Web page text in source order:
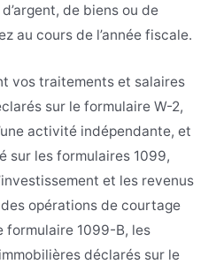
de biens ou de
au cours de l’année fiscale.
vos traitements et salaires
sur le formulaire W-2,
activité indépendante, et
sur les formulaires 1099,
et les revenus
opérations de courtage
formulaire 1099-B, les
déclarés sur le